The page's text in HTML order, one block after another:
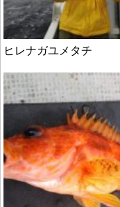
ヒレナガユメタチ